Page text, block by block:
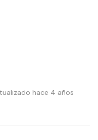
hace 4 años